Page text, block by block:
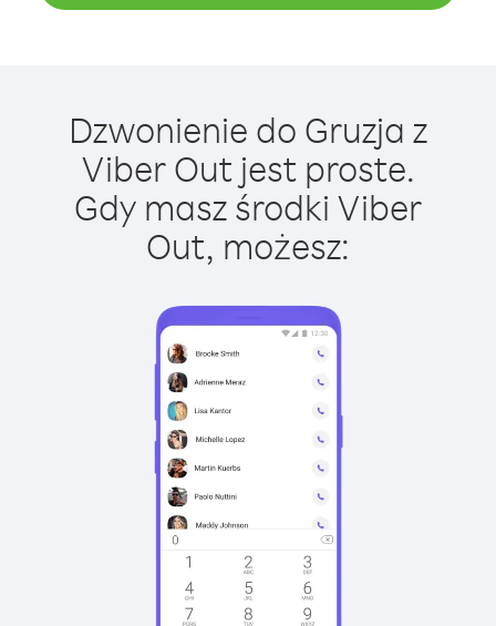
Dzwonienie do Gruzja z
Viber Out jest proste.
Gdy masz środki Viber
Out, możesz: